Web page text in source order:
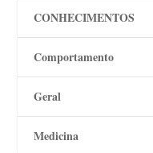
CONHECIMENTOS
Comportamento
Geral
Medicina